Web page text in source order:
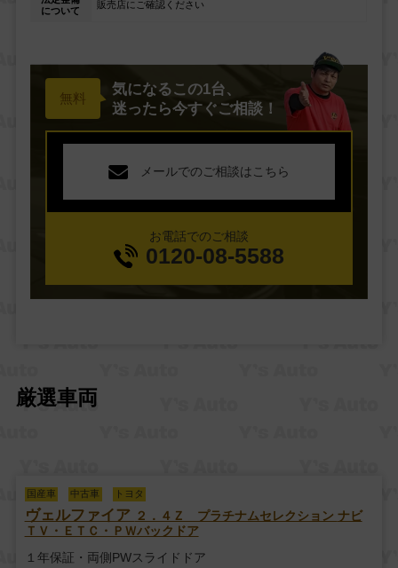
について
販売店にご確認ください
気になるこの1台、
迷ったら今すぐご相談！
お電話でのご相談
0120-08-5588
メールでのご相談はこちら
厳選車両
国産車 中古車 トヨタ
ヴェルファイア ２．４Ｚ プラチナムセレクション ナビ
ＴＶ・ＥＴＣ・ＰＷバックドア
１年保証・両側PWスライドドア